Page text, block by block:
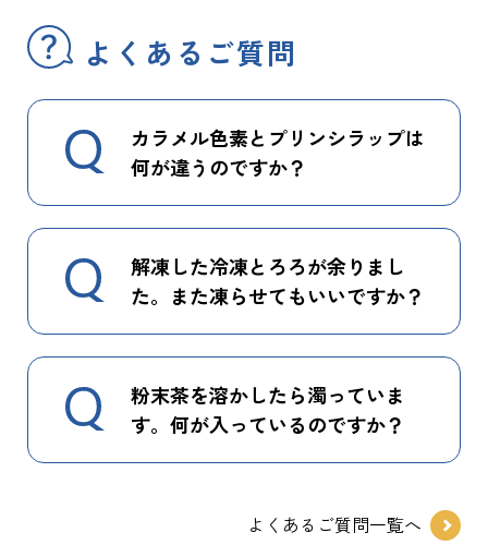
よくあるご質問
カラメル色素とプリンシラップは
何が違うのですか？
解凍した冷凍とろろが余りまし
た。また凍らせてもいいですか？
粉末茶を溶かしたら濁っていま
す。何が入っているのですか？
よくあるご質問一覧へ